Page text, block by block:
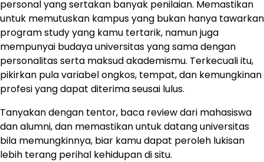
personal yang sertakan banyak penilaian. Memastikan
untuk memutuskan kampus yang bukan hanya tawarkan
program study yang kamu tertarik, namun juga
mempunyai budaya universitas yang sama dengan
personalitas serta maksud akademismu. Terkecuali itu,
pikirkan pula variabel ongkos, tempat, dan kemungkinan
profesi yang dapat diterima seusai lulus.
Tanyakan dengan tentor, baca review dari mahasiswa
dan alumni, dan memastikan untuk datang universitas
bila memungkinnya, biar kamu dapat peroleh lukisan
lebih terang perihal kehidupan di situ.